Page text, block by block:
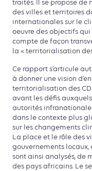
traités. Il se propose de
des villes et territoires
internationales sur le
oeuvre des objectifs
compte de façon
la « territorialisation
Ce rapport s’articule
à donner une vision
territorialisation des
avant les défis
autorités
dans le contexte plus
sur les changements
La place et le rôle des
gouvernements
sont ainsi analysés, de
des pays africains. Le